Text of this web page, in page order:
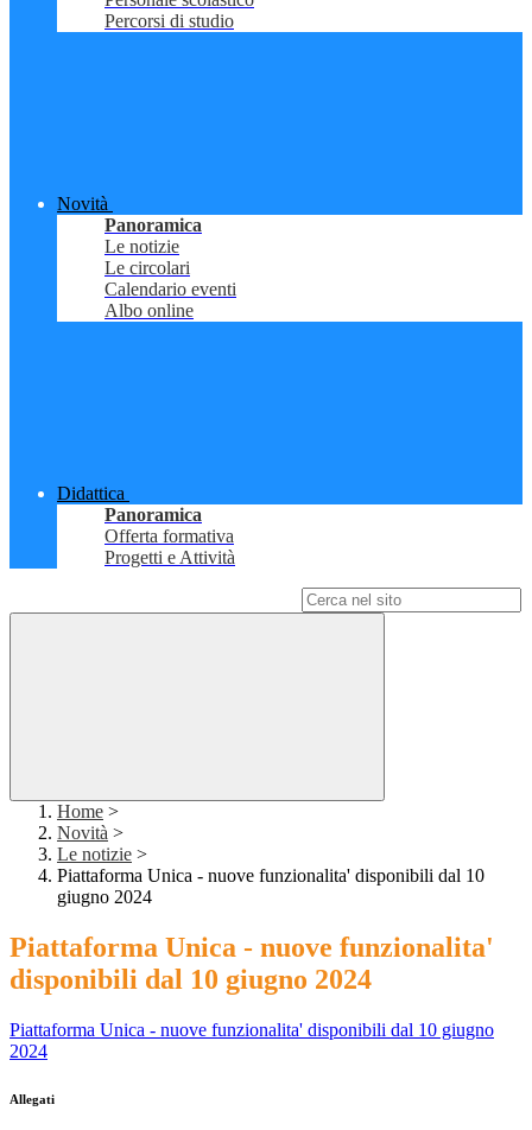
Percorsi di studio
Novità
Panoramica
Le notizie
Le circolari
Calendario eventi
Albo online
Didattica
Panoramica
Offerta formativa
Progetti e Attività
Home >
Novità >
Le notizie >
Piattaforma Unica - nuove funzionalita' disponibili dal 10
giugno 2024
Piattaforma Unica - nuove funzionalita'
disponibili dal 10 giugno 2024
Piattaforma Unica - nuove funzionalita' disponibili dal 10 giugno
2024
Allegati